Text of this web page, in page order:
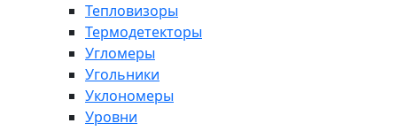
Тепловизоры
Термодетекторы
Угломеры
Угольники
Уклономеры
Уровни